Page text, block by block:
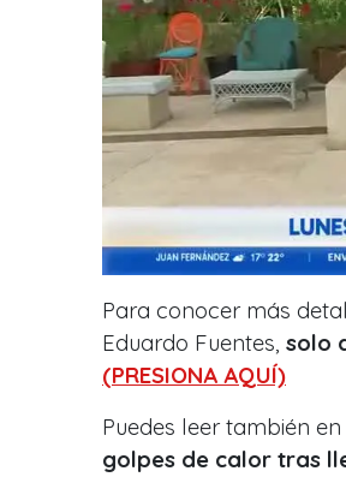
Para conocer más
Eduardo Fuentes, solo
(PRESIONA AQUÍ)
Puedes leer también
golpes de calor tras